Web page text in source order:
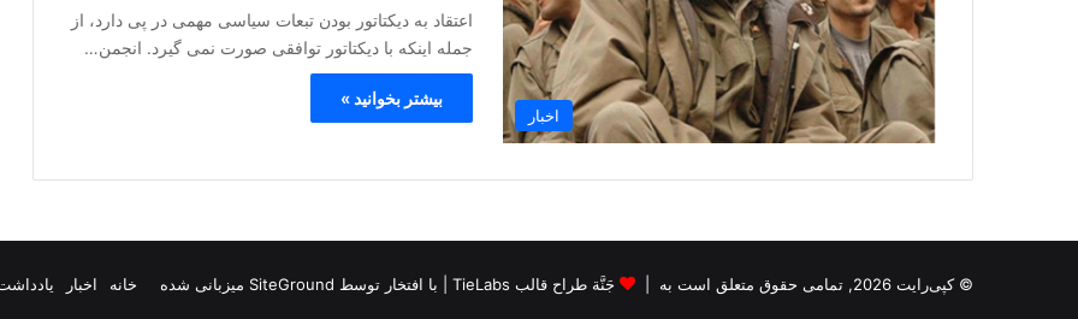
اخبار
اعتقاد به دیکتاتور بودن تبعات سیاسی مهمی در پی دارد، از
جمله اینکه با دیکتاتور توافقی صورت نمی گیرد. انجمن…
بیشتر بخوانید »
© کپی‌رایت 2026, تمامی حقوق متعلق است به | جَنَّة طراح قالب TieLabs | با افتخار توسط SiteGround میزبانی شده خانه اخبار